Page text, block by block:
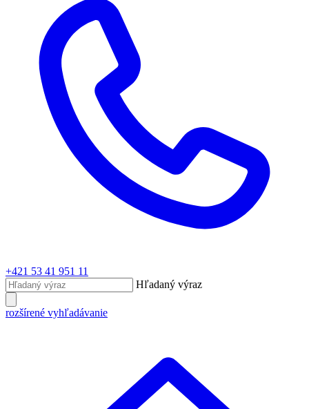
+421 53 41 951 11
Hľadaný výraz
rozšírené vyhľadávanie